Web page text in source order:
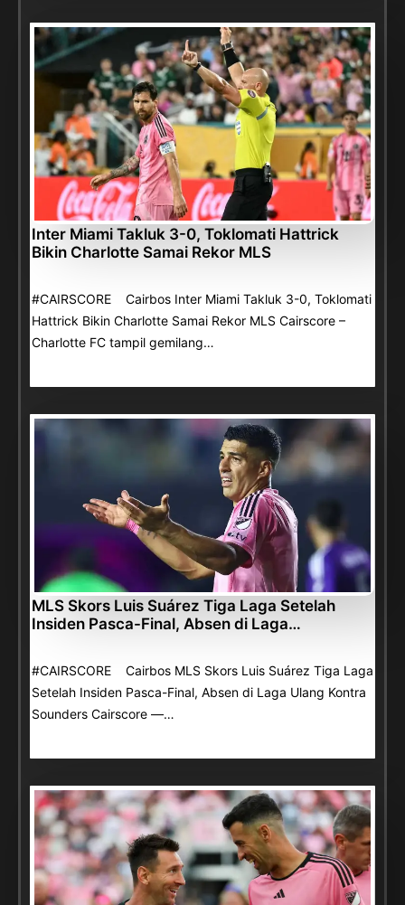
Inter Miami Takluk 3-0, Toklomati Hattrick
Bikin Charlotte Samai Rekor MLS
#CAIRSCORE Cairbos Inter Miami Takluk 3-0, Toklomati
Hattrick Bikin Charlotte Samai Rekor MLS Cairscore –
Charlotte FC tampil gemilang…
MLS Skors Luis Suárez Tiga Laga Setelah
Insiden Pasca-Final, Absen di Laga…
#CAIRSCORE Cairbos MLS Skors Luis Suárez Tiga Laga
Setelah Insiden Pasca-Final, Absen di Laga Ulang Kontra
Sounders Cairscore —…